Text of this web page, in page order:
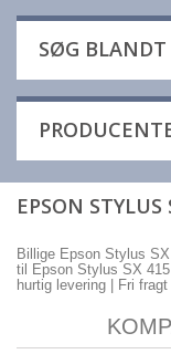
SØG BLANDT
EPSON STYLUS
Billige Epson Stylus
til Epson Stylus SX
hurtig levering | Fri